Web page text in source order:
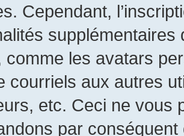
Cependant,
comme les avatars
courriels aux autres
etc. Ceci ne vous
par conséquent